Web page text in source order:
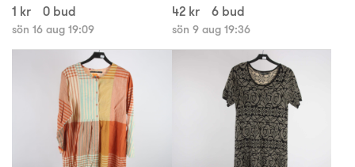
1 kr
0 bud
sön 16 aug 19:09
42 kr
6 bud
sön 9 aug 19:36